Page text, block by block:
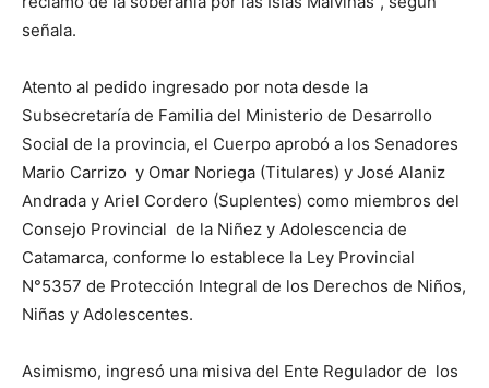
señala.
Atento al pedido ingresado por nota desde la
Subsecretaría de Familia del Ministerio de Desarrollo
Social de la provincia, el Cuerpo aprobó a los Senadores
Mario Carrizo y Omar Noriega (Titulares) y José Alaniz
Andrada y Ariel Cordero (Suplentes) como miembros del
Consejo Provincial de la Niñez y Adolescencia de
Catamarca, conforme lo establece la Ley Provincial
N°5357 de Protección Integral de los Derechos de Niños,
Niñas y Adolescentes.
Asimismo, ingresó una misiva del Ente Regulador de los